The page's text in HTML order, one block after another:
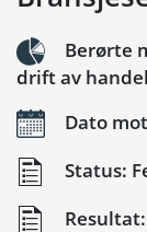
Berørte
drift av
Dato
Status: